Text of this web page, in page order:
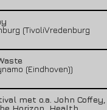
(TivoliVredenburg
(Eindhoven))
met o.a. John Coffey,
Horizon, Health